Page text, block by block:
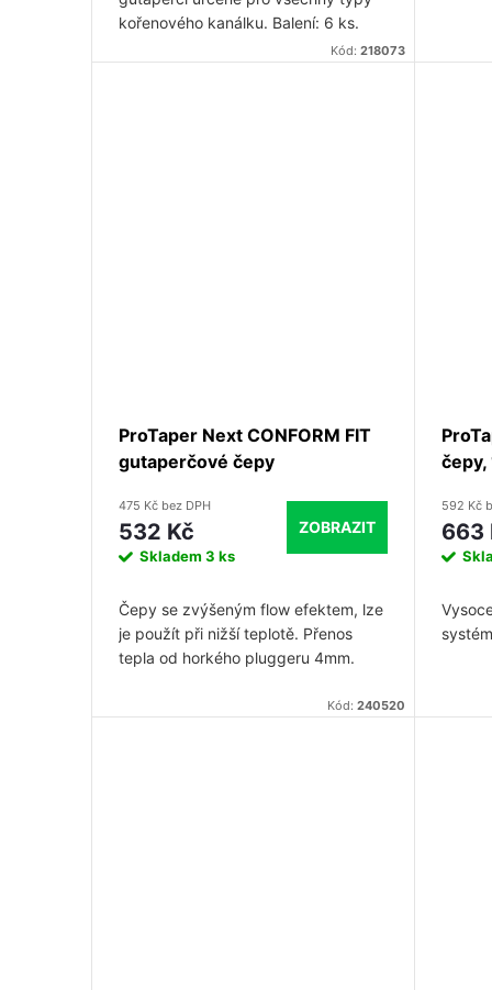
kořenového kanálku. Balení: 6 ks.
Kód:218073
ProTaper Next CONFORM FIT
gutaperčové čepy
475 Kč bez DPH
532 Kč
Skladem 3 ks
ZOBRAZIT
Čepy se zvýšeným flow efektem, lze
je použít při nižší teplotě. Přenos
tepla od horkého pluggeru 4mm.
Kód:240520
čepy,
592 Kč
663